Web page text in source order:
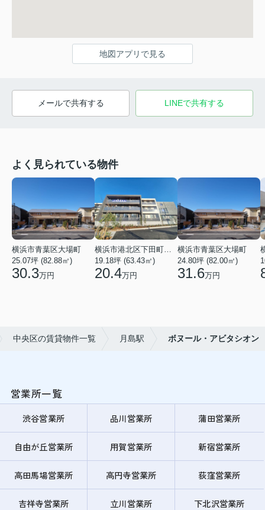
地図アプリで見る
メールで共有する LINEで共有する
よく見られている物件
横浜市青葉区大場町
25.07坪 (82.88㎡)
30.3万円
19.18坪 (63.43㎡)
20.4万円
横浜市青葉区大場町
24.80坪 (82.00㎡)
31.6万円
中央区の賃貸物件一覧 月島駅 ボヌール・アビタシオン
営業所一覧
渋谷営業所 品川営業所 蒲田営業所
自由が丘営業所 用賀営業所 新宿営業所
高田馬場営業所 高円寺営業所 荻窪営業所
吉祥寺営業所 立川営業所 下北沢営業所